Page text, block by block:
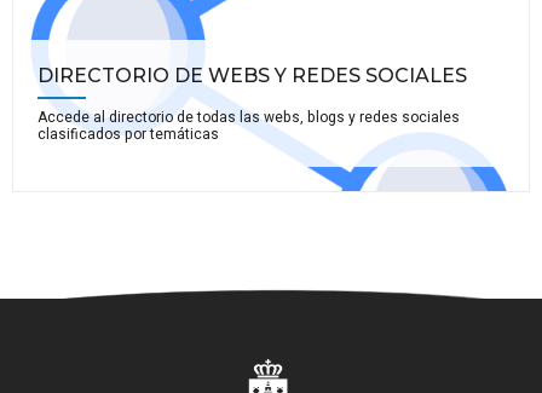
DIRECTORIO DE WEBS Y REDES SOCIALES
Accede al directorio de todas las webs, blogs y redes sociales
clasificados por temáticas